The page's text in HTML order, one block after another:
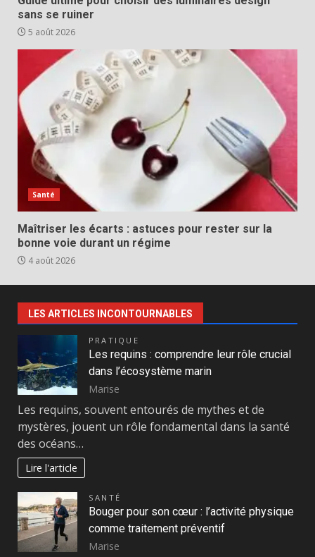
sans se ruiner
5 août 2026
Santé
Maîtriser les écarts : astuces pour rester sur la
bonne voie durant un régime
4 août 2026
LES ARTICLES INCONTOURNABLES
PRATIQUE
Les requins : comprendre leur rôle crucial
dans l’écosystème marin
Marise
Les requins, souvent entourés de mythes et de
mystères, jouent un rôle fondamental dans la santé
des océans…
Lire l'article
SANTÉ
Bouger pour son cœur : l’activité physique
comme traitement préventif
Marise